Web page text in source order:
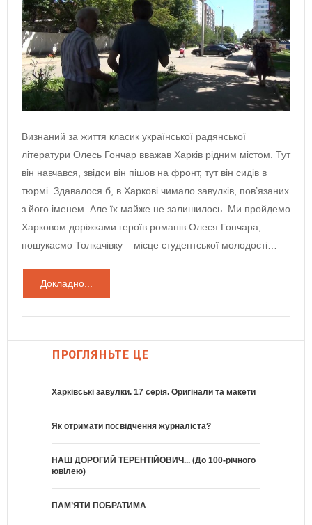
Визнаний за життя класик української радянської
літератури Олесь Гончар вважав Харків рідним містом. Тут
він навчався, звідси він пішов на фронт, тут він сидів в
тюрмі. Здавалося б, в Харкові чимало завулків, пов’язаних
з його іменем. Але їх майже не залишилось. Ми пройдемо
Харковом доріжками героїв романів Олеся Гончара,
пошукаємо Толкачівку – місце студентської молодості…
Докладно...
ПРОГЛЯНЬТЕ ЦЕ
Харківські завулки. 17 серія. Оригінали та макети
Як отримати посвідчення журналіста?
НАШ ДОРОГИЙ ТЕРЕНТІЙОВИЧ... (До 100-річного
ювілею)
ПАМ’ЯТИ ПОБРАТИМА